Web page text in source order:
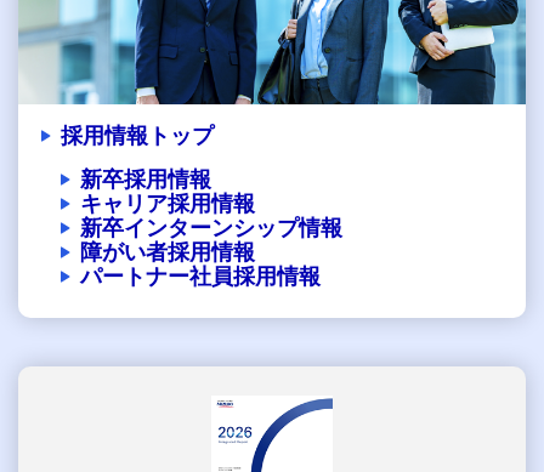
採用情報トップ
新卒採用情報
キャリア採用情報
新卒インターンシップ情報
障がい者採用情報
パートナー社員採用情報